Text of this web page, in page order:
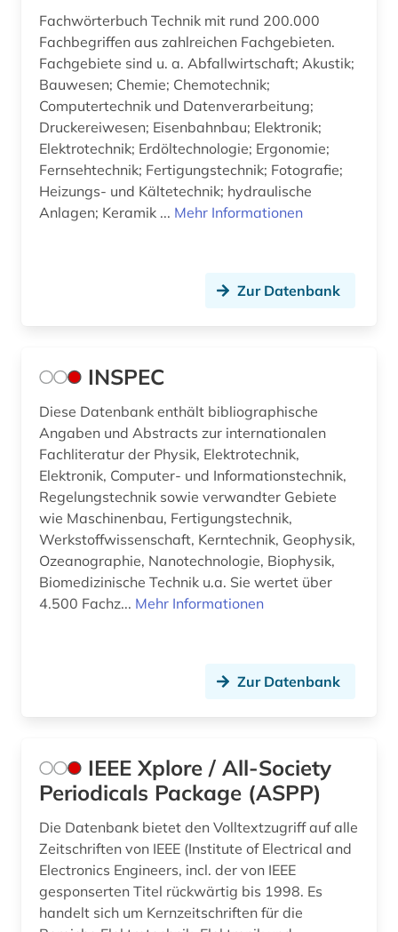
Fachwörterbuch Technik mit rund 200.000
Fachbegriffen aus zahlreichen Fachgebieten.
Fachgebiete sind u. a. Abfallwirtschaft; Akustik;
Bauwesen; Chemie; Chemotechnik;
Computertechnik und Datenverarbeitung;
Druckereiwesen; Eisenbahnbau; Elektronik;
Elektrotechnik; Erdöltechnologie; Ergonomie;
Fernsehtechnik; Fertigungstechnik; Fotografie;
Heizungs- und Kältetechnik; hydraulische
Anlagen; Keramik ... Mehr Informationen
Zur Datenbank
INSPEC
Diese Datenbank enthält bibliographische
Angaben und Abstracts zur internationalen
Fachliteratur der Physik, Elektrotechnik,
Elektronik, Computer- und Informationstechnik,
Regelungstechnik sowie verwandter Gebiete
wie Maschinenbau, Fertigungstechnik,
Werkstoffwissenschaft, Kerntechnik, Geophysik,
Ozeanographie, Nanotechnologie, Biophysik,
Biomedizinische Technik u.a. Sie wertet über
4.500 Fachz... Mehr Informationen
Zur Datenbank
IEEE Xplore / All-Society
Periodicals Package (ASPP)
Die Datenbank bietet den Volltextzugriff auf alle
Zeitschriften von IEEE (Institute of Electrical and
Electronics Engineers, incl. der von IEEE
gesponserten Titel rückwärtig bis 1998. Es
handelt sich um Kernzeitschriften für die